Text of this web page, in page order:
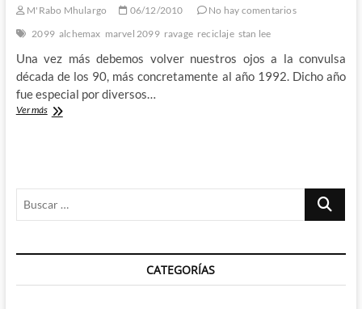
insulso
consagra
Geoff
Johns
como
amo
M'Rabo Mhulargo 06/12/2010
No hay comentarios
2099 alchemax marvel 2099 ravage reciclaje stan lee
Una vez más debemos volver nuestros ojos a la convulsa
década de los 90, más concretamente al año 1992. Dicho año
fue especial por diversos…
Ver másEl
Buscar
CATEGORÍAS